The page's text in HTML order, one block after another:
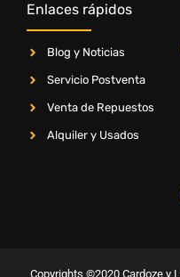
Enlaces rápidos
Blog y Noticias
Servicio Postventa
Venta de Repuestos
Alquiler y Usados
Copyrights ©2020 Cardoze y